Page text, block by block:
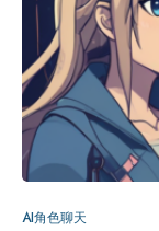
AI角色聊天